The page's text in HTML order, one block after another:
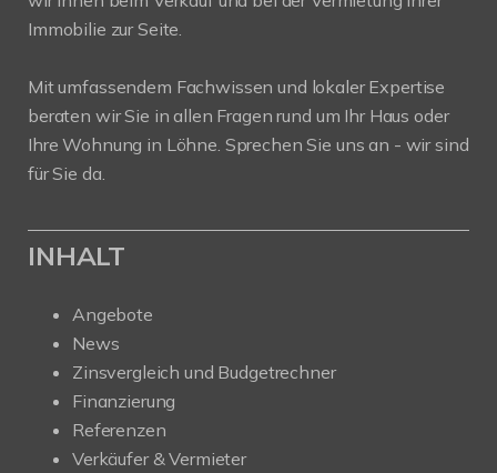
Immobilie zur Seite.
Mit umfassendem Fachwissen und lokaler Expertise
beraten wir Sie in allen Fragen rund um Ihr Haus oder
Ihre Wohnung in Löhne. Sprechen Sie uns an - wir sind
für Sie da.
INHALT
Angebote
News
Zinsvergleich und Budgetrechner
Finanzierung
Referenzen
Verkäufer & Vermieter